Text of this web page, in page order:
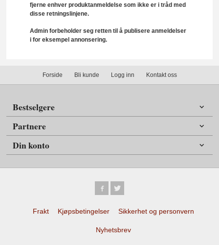
fjerne enhver produktanmeldelse som ikke er i tråd med
disse retningslinjene.
Admin forbeholder seg retten til å publisere anmeldelser
i for eksempel annonsering.
Forside Bli kunde Logg inn Kontakt oss
Bestselgere
Partnere
Din konto
Frakt Kjøpsbetingelser Sikkerhet og personvern
Nyhetsbrev